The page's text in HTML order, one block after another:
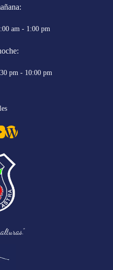
am - 1:00 pm
pm - 10:00 pm